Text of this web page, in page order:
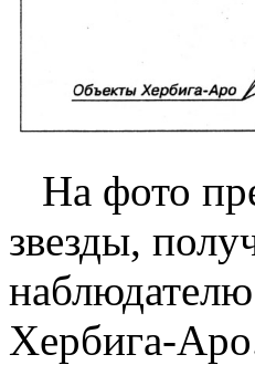
На фото
звезды,
Хербига-